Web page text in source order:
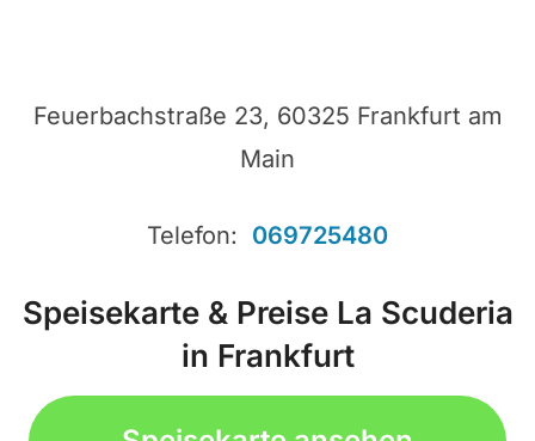
Feuerbachstraße 23, 60325 Frankfurt am
Main
Telefon: 069725480
Speisekarte & Preise La Scuderia
in Frankfurt